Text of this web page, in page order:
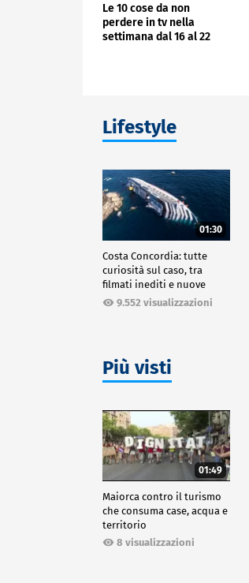
Le 10 cose da non
perdere in tv nella
settimana dal 16 al 22
Lifestyle
01:30
Costa Concordia: tutte
curiosità sul caso, tra
filmati inediti e nuove
ricostruzioni
9.552 visualizzazioni
Più visti
01:49
Maiorca contro il turismo
che consuma case, acqua e
territorio
8 visualizzazioni